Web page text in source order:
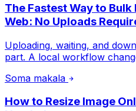
The Fastest Way to
Web: No Uploads
Uploading, waiting, and
part. A local workflow
Soma makala
How to Resize Image